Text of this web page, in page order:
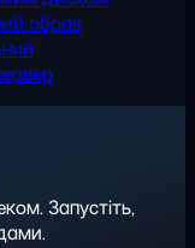
образ
Запустіть,